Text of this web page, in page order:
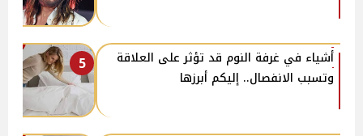
5
أشياء في غرفة النوم قد تؤثر على العلاقة
وتسبب الانفصال.. إليكم أبرزها